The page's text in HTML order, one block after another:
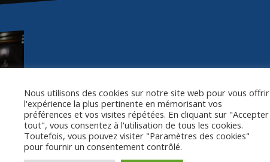
Nous utilisons des cookies sur notre site web pour vous offrir
l'expérience la plus pertinente en mémorisant vos
préférences et vos visites répétées. En cliquant sur "Accepter
tout", vous consentez à l'utilisation de tous les cookies.
Toutefois, vous pouvez visiter "Paramètres des cookies"
pour fournir un consentement contrôlé.